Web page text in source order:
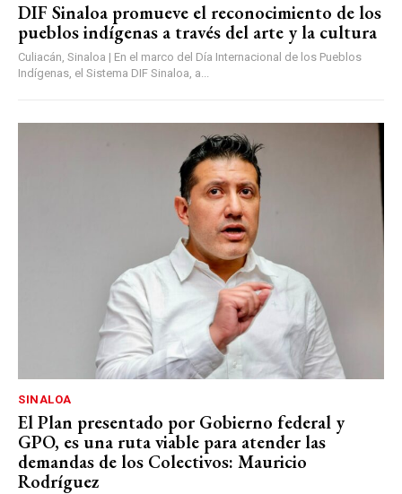
DIF Sinaloa promueve el reconocimiento de los
pueblos indígenas a través del arte y la cultura
Culiacán, Sinaloa | En el marco del Día Internacional de los Pueblos
Indígenas, el Sistema DIF Sinaloa, a...
SINALOA
El Plan presentado por Gobierno federal y
GPO, es una ruta viable para atender las
demandas de los Colectivos: Mauricio
Rodríguez